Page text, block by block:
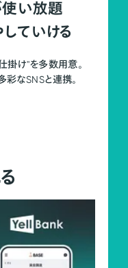
い放題
ていける
掛け"を多数用意。
なSNSと連携。